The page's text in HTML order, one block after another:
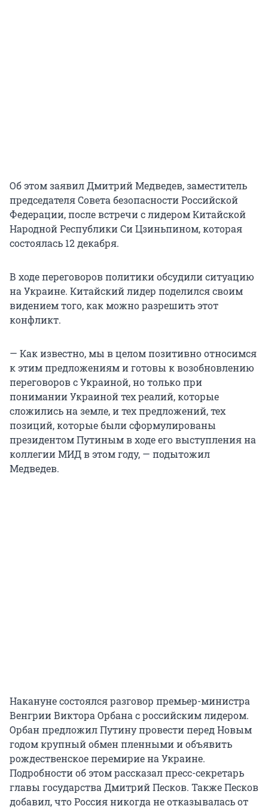
Об этом заявил Дмитрий Медведев, заместитель
председателя Совета безопасности Российской
Федерации, после встречи с лидером Китайской
Народной Республики Си Цзиньпином, которая
состоялась 12 декабря.
В ходе переговоров политики обсудили ситуацию
на Украине. Китайский лидер поделился своим
видением того, как можно разрешить этот
конфликт.
— Как известно, мы в целом позитивно относимся
к этим предложениям и готовы к возобновлению
переговоров с Украиной, но только при
понимании Украиной тех реалий, которые
сложились на земле, и тех предложений, тех
позиций, которые были сформулированы
президентом Путиным в ходе его выступления на
коллегии МИД в этом году, — подытожил
Медведев.
Накануне состоялся разговор премьер-министра
Венгрии Виктора Орбана с российским лидером.
Орбан предложил Путину провести перед Новым
годом крупный обмен пленными и объявить
рождественское перемирие на Украине.
Подробности об этом рассказал пресс-секретарь
главы государства Дмитрий Песков. Также Песков
добавил, что Россия никогда не отказывалась от